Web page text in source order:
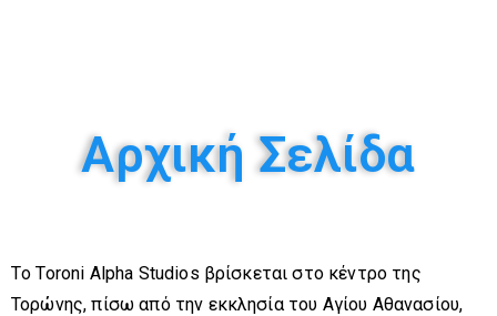
Αρχική Σελίδα
Tο Toroni Alpha Studios βρίσκεται στο κέντρο της
Τορώνης, πίσω από την εκκλησία του Αγίου Αθανασίου,